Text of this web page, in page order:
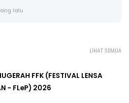
lalu
LIHAT SEMUA
FFK (FESTIVAL LENSA
- FLeP) 2026